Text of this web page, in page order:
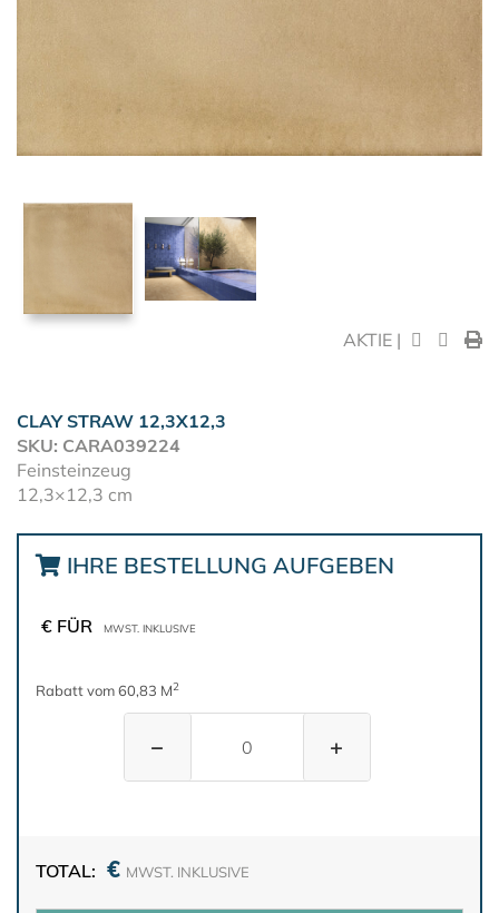
AKTIE |
CLAY STRAW 12,3X12,3
SKU: CARA039224
Feinsteinzeug
12,3×12,3 cm
IHRE BESTELLUNG AUFGEBEN
€ FÜR MWST. INKLUSIVE
Rabatt vom 60,83 M2
− +
TOTAL: € MWST. INKLUSIVE